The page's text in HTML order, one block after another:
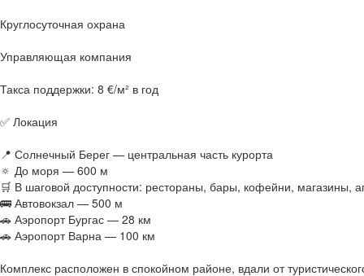
Круглосуточная охрана
Управляющая компания
Такса поддержки: 8 €/м² в год
✅ Локация
📍 Солнечный Берег — центральная часть курорта
🔅 До моря — 600 м
🛒 В шаговой доступности: рестораны, бары, кофейни, магазины,
🚌 Автовокзал — 500 м
🚗 Аэропорт Бургас — 28 км
🚗 Аэропорт Варна — 100 км
Комплекс расположен в спокойном районе, вдали от